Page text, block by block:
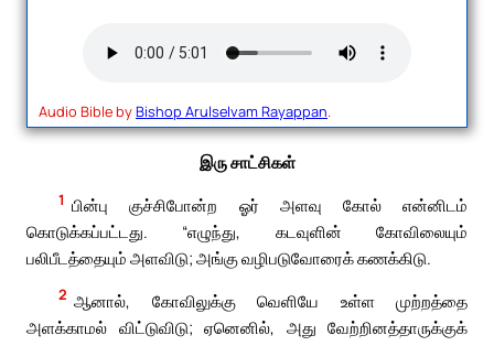
Audio Bible byBishop Arulselvam Rayappan.
இரு சாட்சிகள்
1 பின்பு குச்சிபோன்ற ஓர் அளவு கோல் என்னிடம்
கொடுக்கப்பட்டது. “எழுந்து, கடவுளின் கோவிலையும்
பலிபீடத்தையும் அளவிடு; அங்கு வழிபடுவோரைக் கணக்கிடு.
2 ஆனால், கோவிலுக்கு வெளியே உள்ள முற்றத்தை
அளக்காமல் விட்டுவிடு; ஏனெனில், அது வேற்றினத்தாருக்குக்